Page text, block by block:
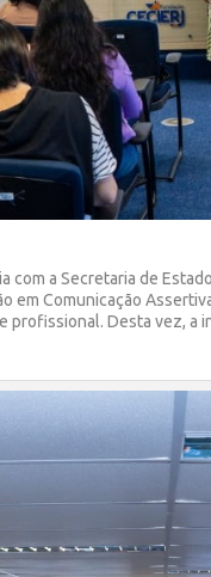
com a Secretaria de
em Comunicação
Desta vez, a